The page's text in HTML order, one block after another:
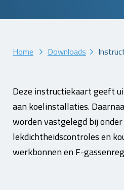
Home Downloads
Deze instructiekaart geeft
aan koelinstallaties.
worden vastgelegd bij
lekdichtheidscontroles en
werkbonnen en F-